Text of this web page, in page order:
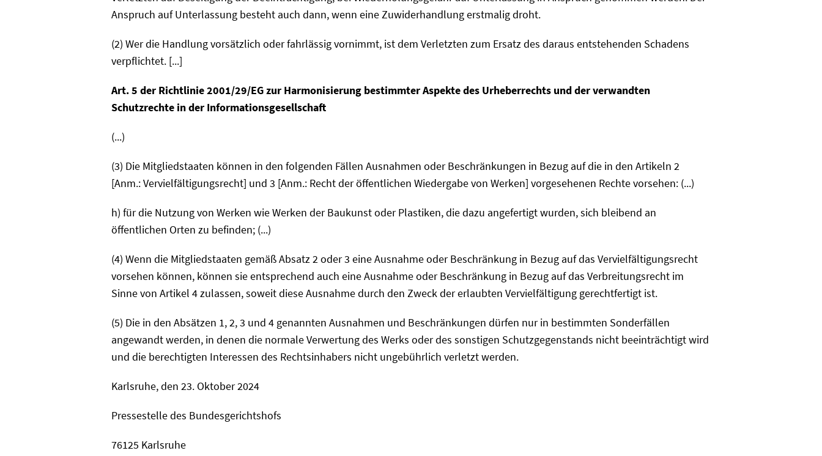
Anspruch auf Unterlassung besteht auch dann, wenn eine Zuwiderhandlung erstmalig droht.
(2) Wer die Handlung vorsätzlich oder fahrlässig vornimmt, ist dem Verletzten zum Ersatz des daraus entstehenden Schadens
verpflichtet. [...]
Art. 5 der Richtlinie 2001/29/EG zur Harmonisierung bestimmter Aspekte des Urheberrechts und der verwandten
Schutzrechte in der Informationsgesellschaft
(...)
(3) Die Mitgliedstaaten können in den folgenden Fällen Ausnahmen oder Beschränkungen in Bezug auf die in den Artikeln 2
[Anm.: Vervielfältigungsrecht] und 3 [Anm.: Recht der öffentlichen Wiedergabe von Werken] vorgesehenen Rechte vorsehen: (...)
h) für die Nutzung von Werken wie Werken der Baukunst oder Plastiken, die dazu angefertigt wurden, sich bleibend an
öffentlichen Orten zu befinden; (...)
(4) Wenn die Mitgliedstaaten gemäß Absatz 2 oder 3 eine Ausnahme oder Beschränkung in Bezug auf das Vervielfältigungsrecht
vorsehen können, können sie entsprechend auch eine Ausnahme oder Beschränkung in Bezug auf das Verbreitungsrecht im
Sinne von Artikel 4 zulassen, soweit diese Ausnahme durch den Zweck der erlaubten Vervielfältigung gerechtfertigt ist.
(5) Die in den Absätzen 1, 2, 3 und 4 genannten Ausnahmen und Beschränkungen dürfen nur in bestimmten Sonderfällen
angewandt werden, in denen die normale Verwertung des Werks oder des sonstigen Schutzgegenstands nicht beeinträchtigt wird
und die berechtigten Interessen des Rechtsinhabers nicht ungebührlich verletzt werden.
Karlsruhe, den 23. Oktober 2024
Pressestelle des Bundesgerichtshofs
76125 Karlsruhe